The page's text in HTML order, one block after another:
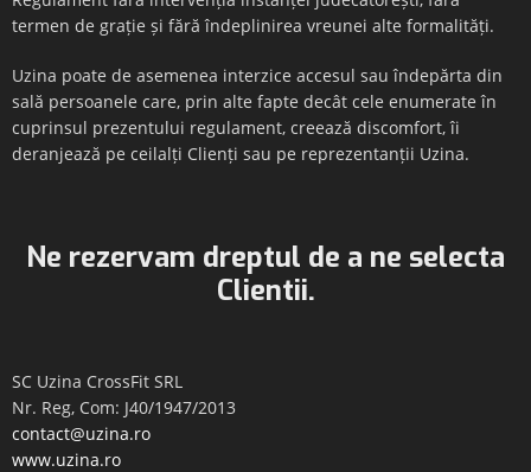
termen de grație și fără îndeplinirea vreunei alte formalități.
Uzina poate de asemenea interzice accesul sau îndepărta din
sală persoanele care, prin alte fapte decât cele enumerate în
cuprinsul prezentului regulament, creează discomfort, îi
deranjează pe ceilalți Clienți sau pe reprezentanții Uzina.
Ne rezervam dreptul de a ne selecta
Clientii.
SC Uzina CrossFit SRL
Nr. Reg, Com: J40/1947/2013
contact@uzina.ro
www.uzina.ro